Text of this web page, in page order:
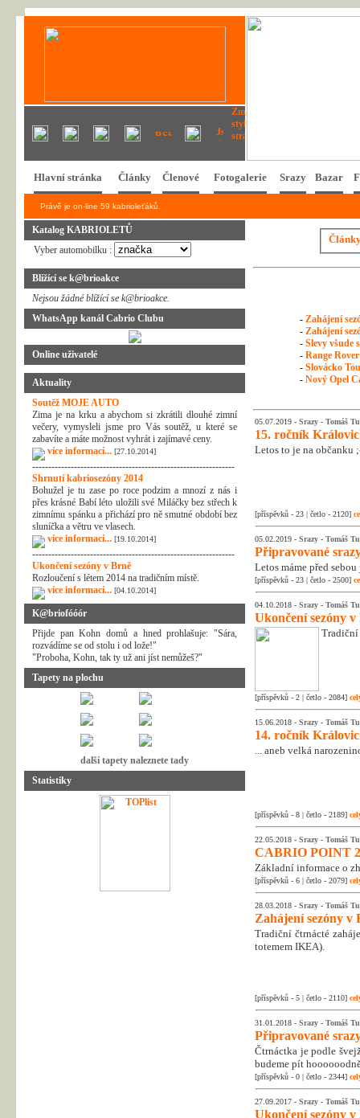
Hlavní stránka Články Členové Fotogalerie Srazy Bazar
Právě je on-line 59 kabrioleťáků.
Katalog KABRIOLETŮ
Vyber automobilku :
Blížící se k@brioakce
Nejsou žádné blížící se k@brioakce.
WhatsApp kanál Cabrio Clubu
Online uživatelé
Aktuality
Soutěž MOJE AUTO
Zima je na krku a abychom si zkrátili dlouhé zimní
večery, vymysleli jsme pro Vás soutěž, u které se
zabavíte a máte možnost vyhrát i zajímavé ceny.
více informací... [27.10.2014]
---------------------------------------------------------------
Shrnutí kabriosezóny 2014
Bohužel je tu zase po roce podzim a mnozí z nás i
přes krásné Babí léto uložili své Miláčky bez střech k
zimnímu spánku a přichází pro ně smutné období bez
sluníčka a větru ve vlasech.
více informací... [19.10.2014]
---------------------------------------------------------------
Ukončení sezóny v Brně
Rozloučení s létem 2014 na tradičním místě.
více informací... [04.10.2014]
K@briofóóór
Přijde pan Kohn domů a hned prohlašuje: "Sára,
rozvádíme se od stolu i od lože!"
"Proboha, Kohn, tak ty už ani jíst nemůžeš?"
Tapety na plochu
další tapety naleznete tady
Statistiky
- Zahájení
- Zahájení
- Slevy všude
- Range
- Slovácko
- Nový Opel
05.07.2019 - Srazy - Tomáš
15. ročník
Letos to je na občanku
[příspěvků - 23 | četlo - 2120]
05.02.2019 - Srazy - Tomáš
Připravované
Letos máme před
[příspěvků - 23 | četlo - 2500]
04.10.2018 - Srazy - Tomáš
Ukončení sezóny v
Tradiční
[příspěvků - 2 | četlo - 2084]
15.06.2018 - Srazy - Tomáš
14. ročník
... aneb velká
[příspěvků - 8 | četlo - 2189]
22.05.2018 - Srazy - Tomáš
CABRIO POINT
Základní informace o
[příspěvků - 6 | četlo - 2079]
28.03.2018 - Srazy - Tomáš
Zahájení sezóny v
Tradiční čtrnácté
totemem IKEA).
[příspěvků - 5 | četlo - 2110]
31.01.2018 - Srazy - Tomáš
Připravované
Čtrnáctka je podle
budeme pít
[příspěvků - 0 | četlo - 2344]
27.09.2017 - Srazy - Tomáš
Ukončení sezóny v